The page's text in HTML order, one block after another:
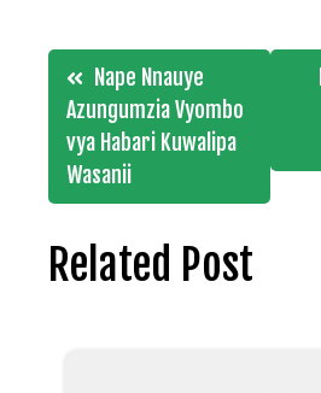
Post
navigation
Nape Nnauye
Azungumzia Vyombo
vya Habari Kuwalipa
Wasanii
Related Post